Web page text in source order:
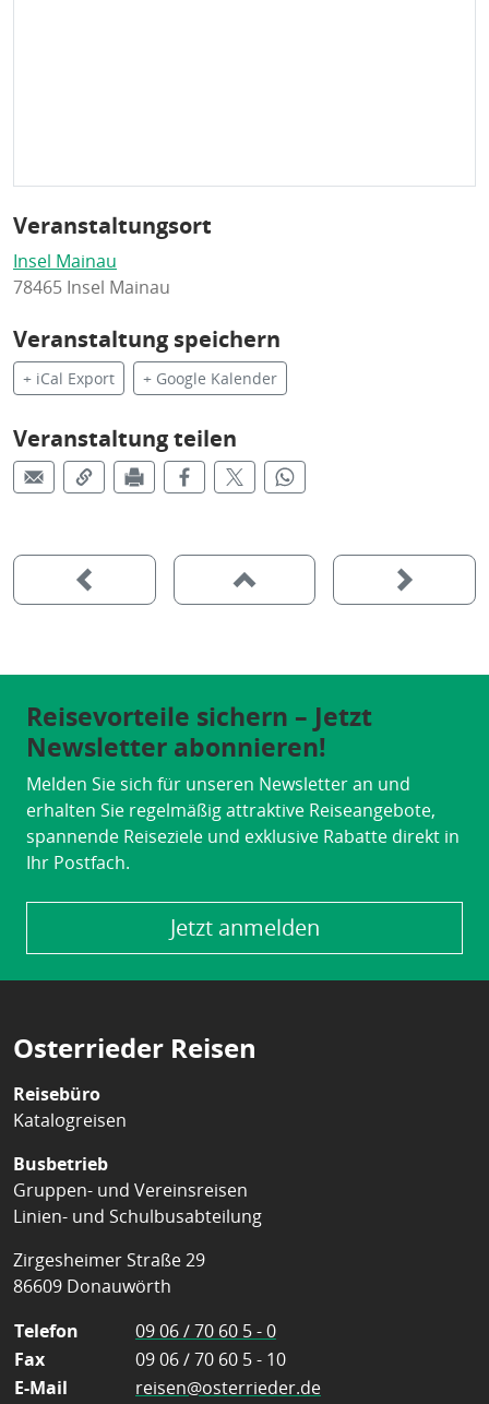
Veranstaltungsort
Insel Mainau
78465 Insel Mainau
Veranstaltung speichern
+ iCal Export + Google Kalender
Veranstaltung teilen
Reisevorteile sichern – Jetzt
Newsletter abonnieren!
Melden Sie sich für unseren Newsletter an und
erhalten Sie regelmäßig attraktive Reiseangebote,
spannende Reiseziele und exklusive Rabatte direkt in
Ihr Postfach.
Jetzt anmelden
Osterrieder Reisen
Reisebüro
Katalogreisen
Busbetrieb
Gruppen- und Vereinsreisen
Linien- und Schulbusabteilung
Zirgesheimer Straße 29
86609 Donauwörth
Telefon
09 06 / 70 60 5 - 0
Fax
09 06 / 70 60 5 - 10
E-Mail
reisen@osterrieder.de